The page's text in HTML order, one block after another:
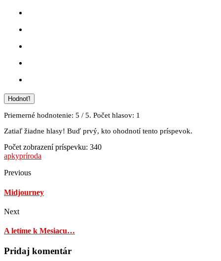
Hodnoť!
Priemerné hodnotenie: 5 / 5. Počet hlasov: 1
Zatiaľ žiadne hlasy! Buď prvý, kto ohodnotí tento príspevok.
Počet zobrazení príspevku: 340
apkypríroda
Previous
Midjourney
Next
A letíme k Mesiacu…
Pridaj komentár